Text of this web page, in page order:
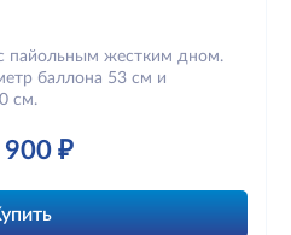
пайольным жестким дном.
баллона 53 см и
см.
900 ₽